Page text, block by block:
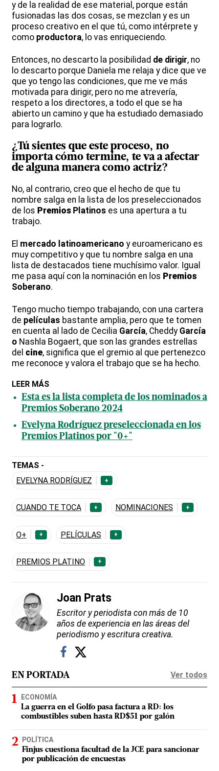
y de la realidad de ese material, porque están
fusionadas las dos cosas, se mezclan y es un
proceso creativo en el que tú, como intérprete y
como productora, lo vas enriqueciendo.
Entonces, no descarto la posibilidad de dirigir, no
lo descarto porque Daniela me relaja y dice que ve
que yo tengo las condiciones, que me ve más
motivada para dirigir, pero no me atrevería,
respeto a los directores, a todo el que se ha
abierto un camino y que ha estudiado demasiado
para lograrlo.
¿Tú sientes que este proceso, no
importa cómo termine, te va a afectar
de alguna manera como actriz?
No, al contrario, creo que el hecho de que tu
nombre salga en la lista de los preseleccionados
de los Premios Platinos es una apertura a tu
trabajo.
El mercado latinoamericano y euroamericano es
muy competitivo y que tu nombre salga en una
lista de destacados tiene muchísimo valor. Igual
me pasa aquí con la nominación en los Premios
Soberano.
Tengo mucho tiempo trabajando, con una cartera
de películas bastante amplia, pero que te tomen
en cuenta al lado de Cecilia García, Cheddy García
o Nashla Bogaert, que son las grandes estrellas
del cine, significa que el gremio al que pertenezco
me reconoce y valora el trabajo que se ha hecho.
LEER MÁS
Esta es la lista completa de los nominados a
Premios Soberano 2024
Evelyna Rodríguez preseleccionada en los
Premios Platinos por "0+"
TEMAS -
EVELYNA RODRÍGUEZ
+
CUANDO TE TOCA + NOMINACIONES +
O+ + PELÍCULAS +
PREMIOS PLATINO +
Joan Prats
Escritor y periodista con más de 10
años de experiencia en las áreas del
periodismo y escritura creativa.
EN PORTADA Ver todos
ECONOMÍA
La guerra en el Golfo pasa factura a RD: los
combustibles suben hasta RD$51 por galón
POLÍTICA
Finjus cuestiona facultad de la JCE para sancionar
por publicación de encuestas